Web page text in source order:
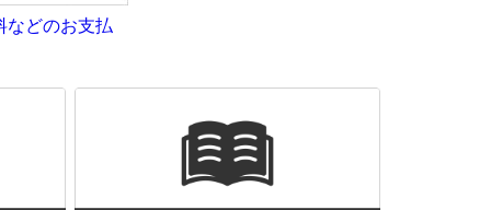
などのお支払